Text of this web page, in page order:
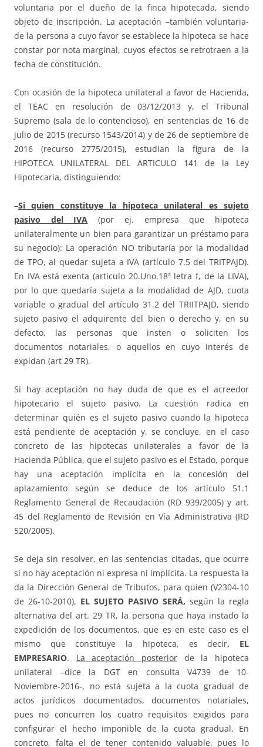
voluntaria por el dueño de la finca hipotecada, siendo
objeto de inscripción. La aceptación –también voluntaria-
de la persona a cuyo favor se establece la hipoteca se hace
constar por nota marginal, cuyos efectos se retrotraen a la
fecha de constitución.
Con ocasión de la hipoteca unilateral a favor de Hacienda,
el TEAC en resolución de 03/12/2013 y, el Tribunal
Supremo (sala de lo contencioso), en sentencias de 16 de
julio de 2015 (recurso 1543/2014) y de 26 de septiembre de
2016 (recurso 2775/2015), estudian la figura de la
HIPOTECA UNILATERAL DEL ARTICULO 141 de la Ley
Hipotecaria, distinguiendo:
–Si quien constituye la hipoteca unilateral es sujeto
pasivo del IVA (por ej. empresa que hipoteca
unilateralmente un bien para garantizar un préstamo para
su negocio): La operación NO tributaría por la modalidad
de TPO, al quedar sujeta a IVA (artículo 7.5 del TRITPAJD).
En IVA está exenta (artículo 20.Uno.18ª letra f, de la LIVA),
por lo que quedaría sujeta a la modalidad de AJD, cuota
variable o gradual del artículo 31.2 del TRIITPAJD, siendo
sujeto pasivo el adquirente del bien o derecho y, en su
defecto, las personas que insten o soliciten los
documentos notariales, o aquellos en cuyo interés de
expidan (art 29 TR).
Si hay aceptación no hay duda de que es el acreedor
hipotecario el sujeto pasivo. La cuestión radica en
determinar quién es el sujeto pasivo cuando la hipoteca
está pendiente de aceptación y, se concluye, en el caso
concreto de las hipotecas unilaterales a favor de la
Hacienda Pública, que el sujeto pasivo es el Estado, porque
hay una aceptación implícita en la concesión del
aplazamiento según se deduce de los artículo 51.1
Reglamento General de Recaudación (RD 939/2005) y art.
45 del Reglamento de Revisión en Vía Administrativa (RD
520/2005).
Se deja sin resolver, en las sentencias citadas, que ocurre
si no hay aceptación ni expresa ni implícita. La respuesta la
da la Dirección General de Tributos, para quien (V2304-10
de 26-10-2010), EL SUJETO PASIVO SERÁ, según la regla
alternativa del art. 29 TR, la persona que haya instado la
expedición de los documentos, que es en este caso es el
mismo que constituye la hipoteca, es decir, EL
EMPRESARIO. La aceptación posterior de la hipoteca
unilateral –dice la DGT en consulta V4739 de 10-
Noviembre-2016-, no está sujeta a la cuota gradual de
actos jurídicos documentados, documentos notariales,
pues no concurren los cuatro requisitos exigidos para
configurar el hecho imponible de la cuota gradual. En
concreto, falta el de tener contenido valuable, pues lo